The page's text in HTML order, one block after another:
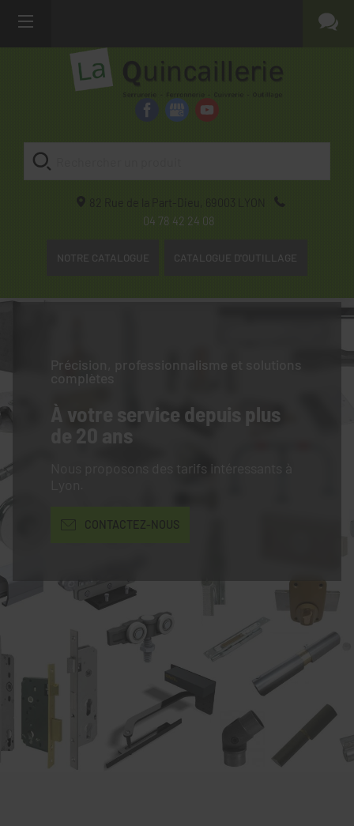
82 Rue de la Part-Dieu, 69003
LYON
04 78 42 24 08
NOTRE CATALOGUE CATALOGUE D'OUTILLAGE
Précision, professionnalisme et solutions
complètes
À votre service depuis plus
de 20 ans
Nous proposons des tarifs intéressants à
CONTACTEZ-NOUS